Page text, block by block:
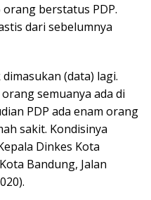
berstatus PDP.
dari sebelumnya
(data) lagi.
semuanya ada di
PDP ada enam orang
sakit. Kondisinya
Dinkes Kota
Bandung, Jalan